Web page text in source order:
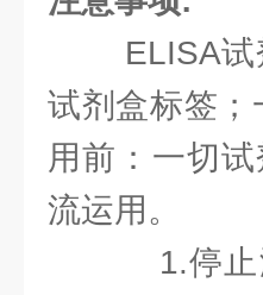
ELISA
试剂盒标签
用前：一切
流运用。
1.停止